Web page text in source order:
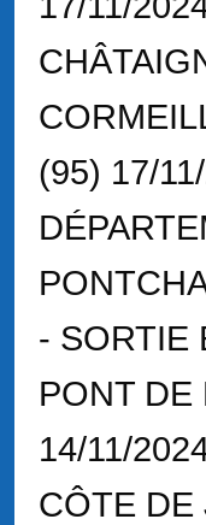
(95) 17/
- SORTIE
PONT DE
14/11/
CÔTE DE